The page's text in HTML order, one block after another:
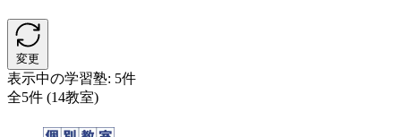
変更
表示中の学習塾: 5件
全5件 (14教室)